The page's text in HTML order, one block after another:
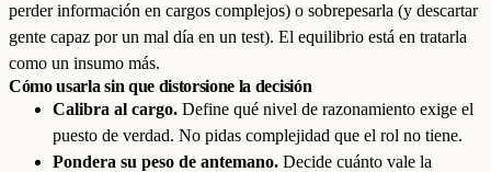
perder información en cargos complejos) o sobrepesarla (y descartar
gente capaz por un mal día en un test). El equilibrio está en tratarla
como un insumo más.
Cómo usarla sin que distorsione la decisión
Calibra al cargo. Define qué nivel de razonamiento exige el
puesto de verdad. No pidas complejidad que el rol no tiene.
Pondera su peso de antemano. Decide cuánto vale la